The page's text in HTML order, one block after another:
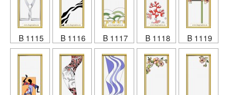
B 1115 B 1116 B 1117 B 1118 B 1119